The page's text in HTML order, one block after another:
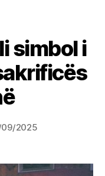
simbol i
2025